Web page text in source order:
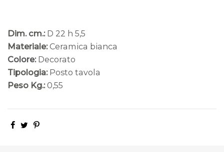
Dim. cm.: D 22 h 5,5
Materiale: Ceramica bianca
Colore: Decorato
Tipologia: Posto tavola
Peso Kg.: 0,55